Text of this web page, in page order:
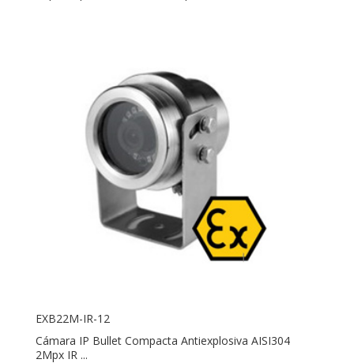
EXB22M-IR-12
Cámara IP Bullet Compacta Antiexplosiva AISI304
2Mpx IR ...